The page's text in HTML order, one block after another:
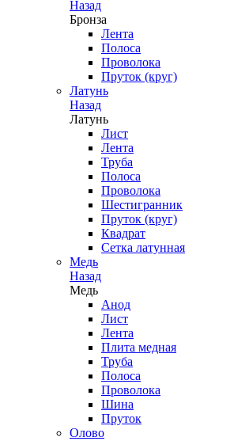
Назад
Бронза
Лента
Полоса
Проволока
Пруток (круг)
Латунь
Назад
Латунь
Лист
Лента
Труба
Полоса
Проволока
Шестигранник
Пруток (круг)
Квадрат
Сетка латунная
Медь
Назад
Медь
Анод
Лист
Лента
Плита медная
Труба
Полоса
Проволока
Шина
Пруток
Олово